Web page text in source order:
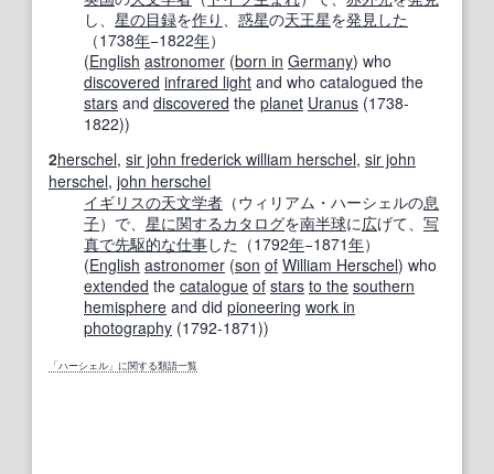
し、 星の目録を作り 惑星の天王星を発見した
（1738年−1822年）
(English astronomer (born in Germany) who
discovered infrared light and who catalogued the
stars and discovered the planet Uranus (1738-
1822))
2herschel, sir john frederick william herschel, sir john
herschel, john herschel
イギリスの天文学者 （ウィリアム・ハーシェルの息
子）で、 星に関するカタログを南半球に広げて、 写
真で先駆的な仕事した（1792年−1871年）
(English astronomer (son of William Herschel) who
extended the catalogue of stars to the southern
hemisphere and did pioneering work in
photography (1792-1871))
「ハーシェル」に関する類語一覧